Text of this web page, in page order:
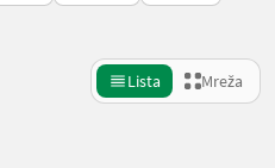
Lista Mreža